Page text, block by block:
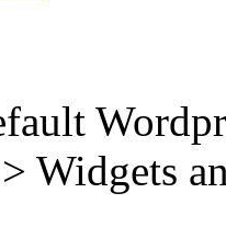
Widgets